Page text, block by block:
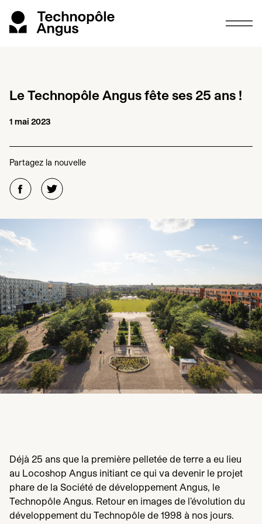
Le Technopôle Angus fête ses 25 ans !
1 mai 2023
Partagez la nouvelle
Déjà 25 ans que la première pelletée de terre a eu lieu
au Locoshop Angus initiant ce qui va devenir le projet
phare de la Société de développement Angus, le
Technopôle Angus. Retour en images de l’évolution du
développement du Technopôle de 1998 à nos jours.